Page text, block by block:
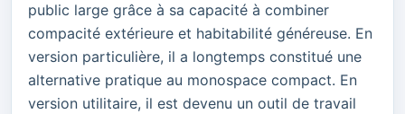
public large grâce à sa capacité à combiner
compacité extérieure et habitabilité généreuse. En
version particulière, il a longtemps constitué une
alternative pratique au monospace compact. En
version utilitaire, il est devenu un outil de travail